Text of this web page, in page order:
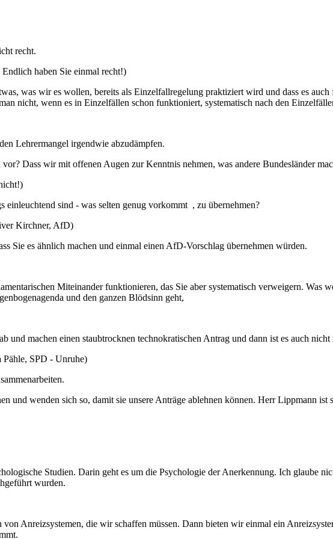
recht.
haben Sie einmal recht!)
was wir es wollen, bereits als Einzelfallregelung praktiziert wird und dass es
nicht, wenn es in Einzelfällen schon funktioniert, systematisch nach den
Lehrermangel irgendwie abzudämpfen.
Dass wir mit offenen Augen zur Kenntnis nehmen, was andere Bundesländer
einleuchtend sind - was selten genug vorkommt , zu übernehmen?
Kirchner, AfD)
Sie es ähnlich machen und einmal einen AfD-Vorschlag übernehmen würden.
Miteinander funktionieren, das Sie aber systematisch verweigern.
und den ganzen Blödsinn geht,
und machen einen staubtrocknen technokratischen Antrag und dann ist es auch nicht
SPD - Unruhe)
und wenden sich so, damit sie unsere Anträge ablehnen können. Herr Lippmann
Studien. Darin geht es um die Psychologie der Anerkennung. Ich glaube
wurden.
Anreizsystemen, die wir schaffen müssen. Dann bieten wir einmal ein